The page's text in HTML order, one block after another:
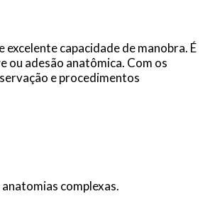
capacidade de manobra. É
ou adesão anatômica. Com os
e procedimentos
complexas.